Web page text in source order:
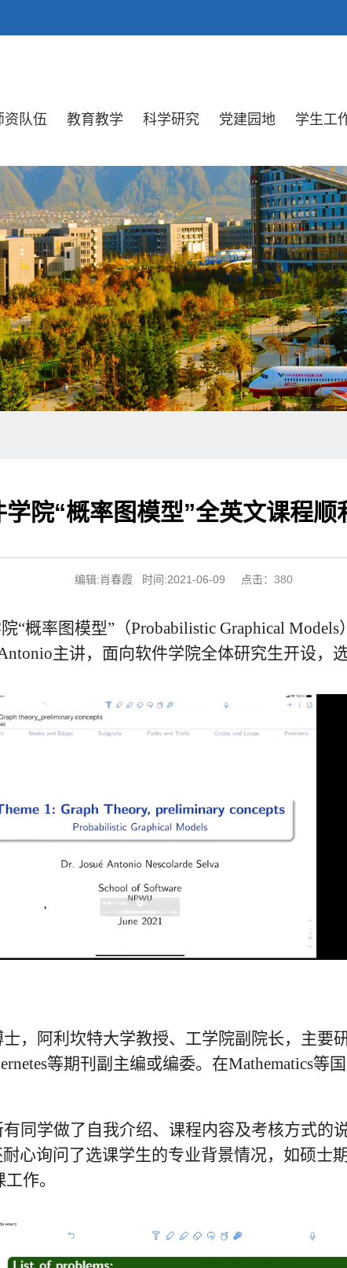
资队伍 教育教学 科学研究 党建园地 学生工
学院“概率图模型”全英文课程顺
编辑:肖春霞 时间:2021-06-09 点击： 380
“概率图模型”（Probabilistic Graphical Models
主讲，面向软件学院全体研究生开设，
，阿利坎特大学教授、工学院副院长，主要
等期刊副主编或编委。在Mathematics等
同学做了自我介绍、课程内容及考核方式的
心询问了选课学生的专业背景情况，如硕士
作。